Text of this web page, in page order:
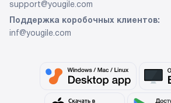
support@yougile.com
Поддержка коробочных клиентов:
inf@yougile.com